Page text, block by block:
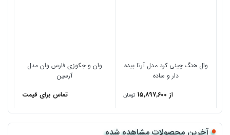
وال هنگ چینی کرد مدل آرتا بیده
دار و ساده
از 15,897,600
تومان
وان و جکوزی فارس وان مدل
آرسین
تماس برای قیمت
آخرین محصولات مشاهده شده